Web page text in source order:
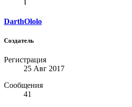
DarthOlolo
Создатель
Регистрация
25 Авг 2017
Сообщения
41